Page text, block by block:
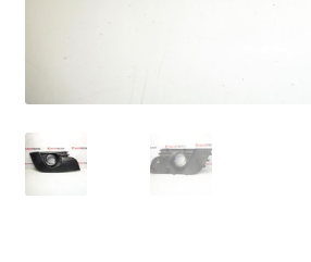
Ota yhteyttä
Tarkista